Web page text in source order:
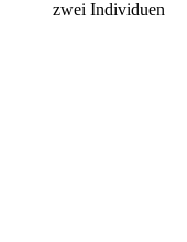
zwei Individuen